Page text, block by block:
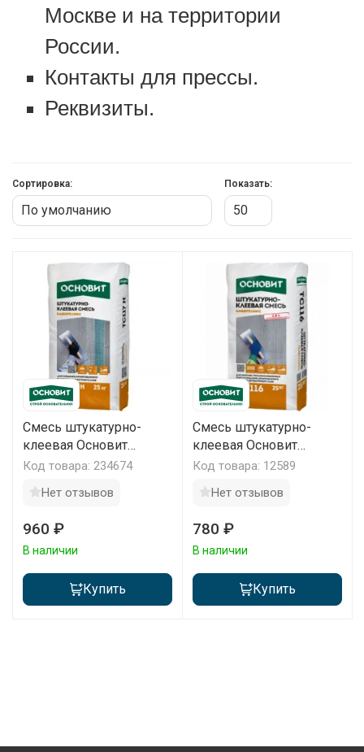
Москве и на территории
России.
Контакты для прессы.
Реквизиты.
Сортировка: Показать:
Смесь штукатурно-
клеевая Основит
Каверпликс TC 117 H 25
Код товара: 234674
Нет отзывов
960 ₽
В наличии
Купить
Смесь штукатурно-
клеевая Основит
Каверпликс TC 116 25
Код товара: 12589
Нет отзывов
780 ₽
В наличии
Купить